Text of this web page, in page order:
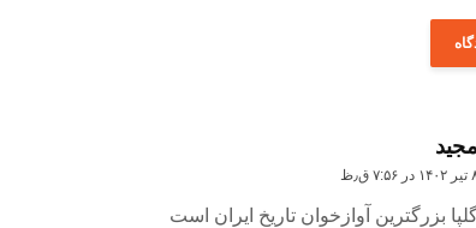
مجید
۷:۵۶ ق٫ظ
بزرگترین آوازخوان تاریخ ایران است